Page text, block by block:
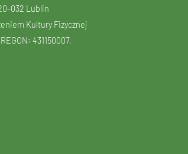
032 Lublin
Kultury Fizycznej
431150007,